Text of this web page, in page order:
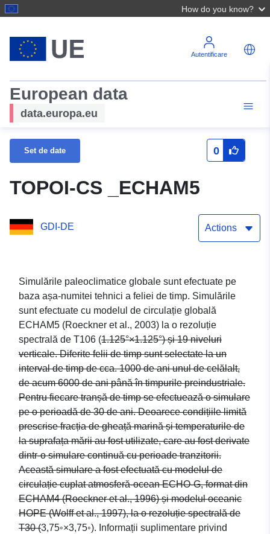
How do you know?
Autentificare
European data
data.europa.eu
Set de date 0
TOPOI-CS _ECHAM5
GDI-DE Actions
Simulările paleoclimatice globale sunt efectuate pe
baza așa-numitei tehnici a feliei de timp. Simulările
sunt efectuate cu modelul de circulație globală
ECHAM5 (Roeckner et al., 2003) la o rezoluție
spectrală de T106 (1.125°×1.125°) și 19 niveluri
verticale. Diferite felii de timp sunt selectate la un
interval de timp de cca. 1000 de ani unul de celălalt,
de acum 6000 de ani până în timpurile preindustriale.
Pentru fiecare tranșă de timp se efectuează o simulare
pe o perioadă de 30 de ani. Deoarece condițiile limită
prescrise fracția de gheață marină și temperaturile de
la suprafața mării au fost utilizate, care au fost derivate
dintr-o simulare continuă cu perioade tranzitorii.
Această simulare a fost efectuată cu modelul de
circulație cuplat atmosferă-ocean ECHO-G, format din
ECHAM4 (Roeckner et al., 1996) și modelul oceanic
HOPE (Wolff et al., 1997), la o rezoluție spectrală de
T30 (3,75◦×3,75◦). Informații suplimentare privind